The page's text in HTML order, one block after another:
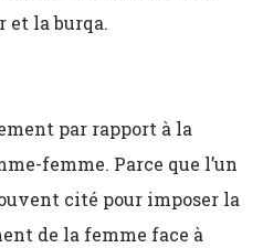
et la burqa.
par rapport à la
femme. Parce que l’un
cité pour imposer la
de la femme face à